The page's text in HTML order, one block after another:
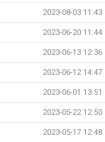
2023-08-03 11:43
2023-06-20 11:44
2023-06-13 12:36
2023-06-12 14:47
2023-06-01 13:51
2023-05-22 12:50
2023-05-17 12:48